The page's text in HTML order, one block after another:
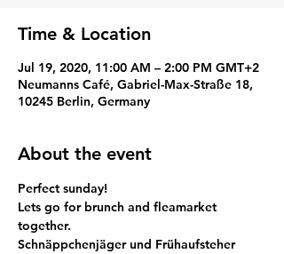
Time & Location
Jul 19, 2020, 11:00 AM – 2:00 PM GMT+2
Neumanns Café, Gabriel-Max-Straße 18,
10245 Berlin, Germany
About the event
Perfect sunday!
Lets go for brunch and fleamarket
together.
Schnäppchenjäger und Frühaufsteher